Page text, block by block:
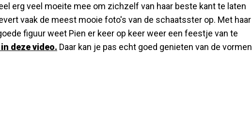
erg veel moeite mee om zichzelf van haar beste kant te laten
vaak de meest mooie foto's van de schaatsster op. Met haar
figuur weet Pien er keer op keer weer een feestje van te
deze video. Daar kan je pas echt goed genieten van de vormen